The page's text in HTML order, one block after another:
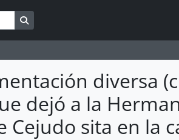
Search in browse page
diversa
dejó a la
Cejudo sita en la